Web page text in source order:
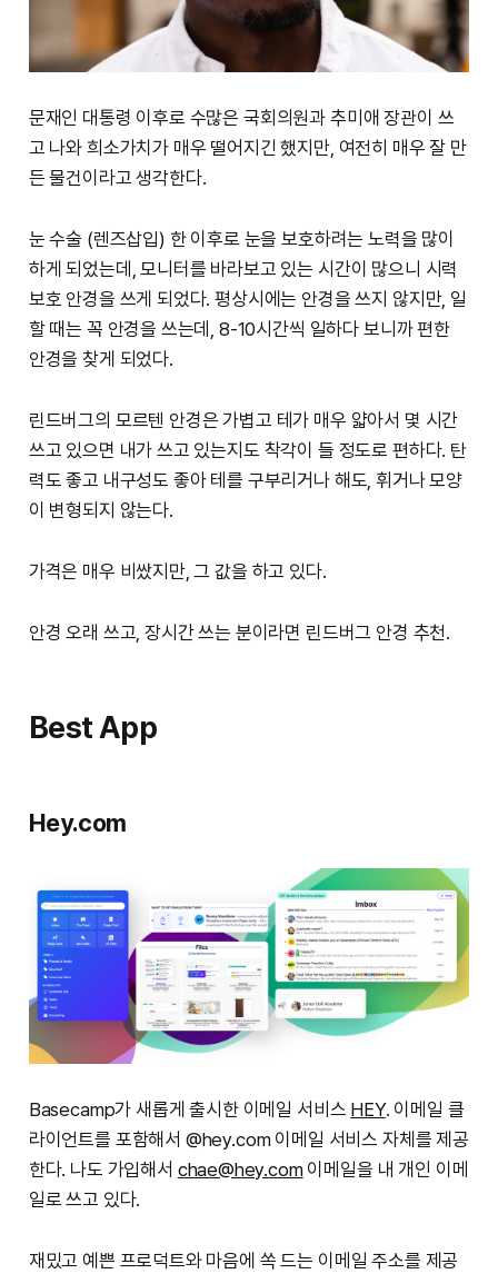
문재인 대통령 이후로 수많은 국회의원과 추미애 장관이 쓰
고 나와 희소가치가 매우 떨어지긴 했지만, 여전히 매우 잘 만
든 물건이라고 생각한다.
눈 수술 (렌즈삽입) 한 이후로 눈을 보호하려는 노력을 많이
하게 되었는데, 모니터를 바라보고 있는 시간이 많으니 시력
보호 안경을 쓰게 되었다. 평상시에는 안경을 쓰지 않지만, 일
할 때는 꼭 안경을 쓰는데, 8-10시간씩 일하다 보니까 편한
안경을 찾게 되었다.
린드버그의 모르텐 안경은 가볍고 테가 매우 얇아서 몇 시간
쓰고 있으면 내가 쓰고 있는지도 착각이 들 정도로 편하다. 탄
력도 좋고 내구성도 좋아 테를 구부리거나 해도, 휘거나 모양
이 변형되지 않는다.
가격은 매우 비쌌지만, 그 값을 하고 있다.
안경 오래 쓰고, 장시간 쓰는 분이라면 린드버그 안경 추천.
Best App
Hey.com
Basecamp가 새롭게 출시한 이메일 서비스 HEY. 이메일 클
라이언트를 포함해서 @hey.com 이메일 서비스 자체를 제공
한다. 나도 가입해서 chae@hey.com이메일을 내 개인 이메
일로 쓰고 있다.
재밌고 예쁜 프로덕트와 마음에 쏙 드는 이메일 주소를 제공